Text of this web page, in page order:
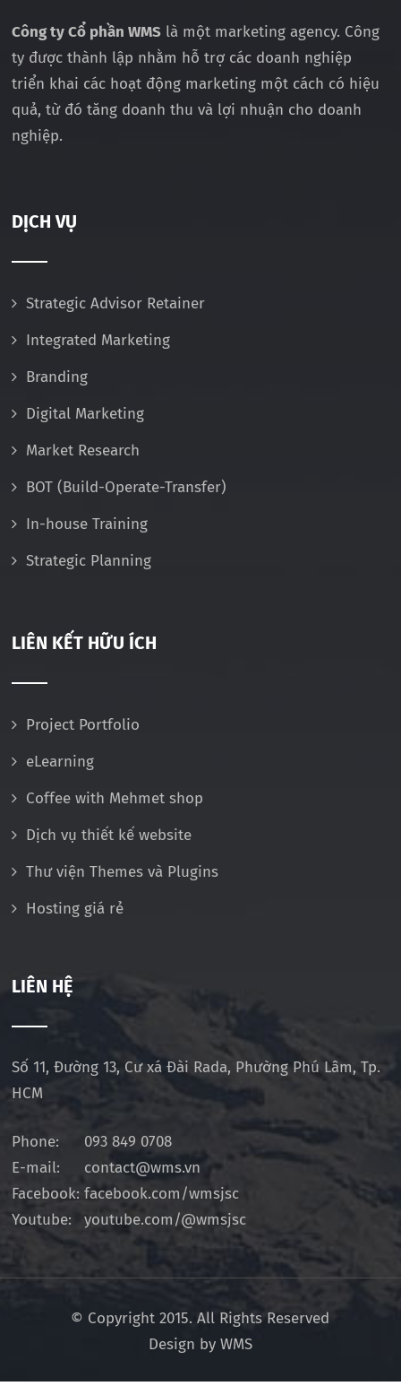
Công ty Cổ phần WMS là một marketing agency. Công
ty được thành lập nhằm hỗ trợ các doanh nghiệp
triển khai các hoạt động marketing một cách có hiệu
quả, từ đó tăng doanh thu và lợi nhuận cho doanh
nghiệp.
DỊCH VỤ
Strategic Advisor Retainer
Integrated Marketing
Branding
Digital Marketing
Market Research
BOT (Build-Operate-Transfer)
In-house Training
Strategic Planning
LIÊN KẾT HỮU ÍCH
Project Portfolio
eLearning
Coffee with Mehmet shop
Dịch vụ thiết kế website
Thư viện Themes và Plugins
Hosting giá rẻ
LIÊN HỆ
Số 11, Đường 13, Cư xá Đài Rada, Phường Phú Lâm, Tp.
HCM
Phone:
093 849 0708
E-mail:
contact@wms.vn
Facebook: facebook.com/wmsjsc
Youtube:
youtube.com/@wmsjsc
© Copyright 2015. All Rights Reserved
Design by WMS